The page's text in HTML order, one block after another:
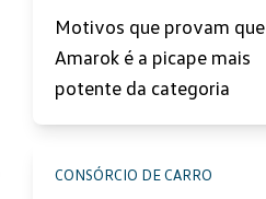
Motivos que provam que
Amarok é a picape mais
potente da categoria
CONSÓRCIO DE CARRO